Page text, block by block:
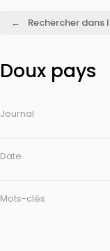
Rechercher dans
Doux pays
Journal
Date
Mots-clés